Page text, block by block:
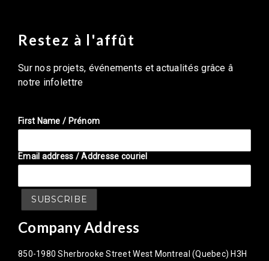
Restez à l'affût
Sur nos projets, événements et actualités grâce â
notre infolettre
First Name / Prénom
Email address / Addresse couriel
Company Address
850-1980 Sherbrooke Street West Montreal (Quebec) H3H